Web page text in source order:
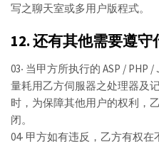
写之聊天室或多用户版程式。
12. 还有其他需要遵守
03‧ 当甲方所执行的 ASP / PHP
量耗用乙方伺服器之处理器及
时，为保障其他用户的权利，
闭。
04‧ 甲方如有违反，乙方有权